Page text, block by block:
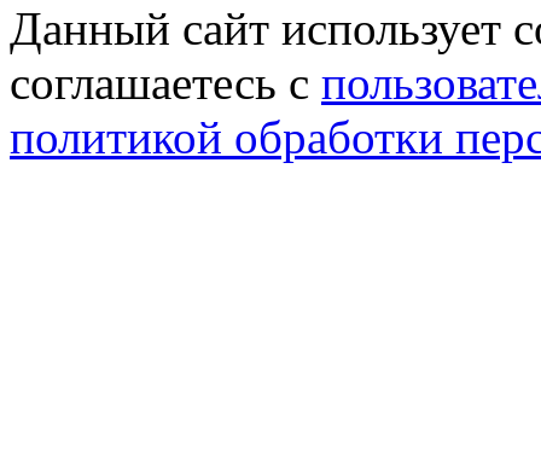
Данный сайт использует
соглашаетесь с
политикой обработки